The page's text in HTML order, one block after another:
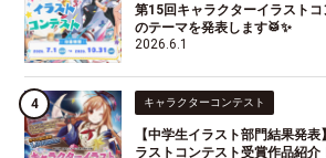
第15回キャラクターイラスト
のテーマを発表します🥁✨
2026.6.1
キャラクターコンテスト
【中学生イラスト部門結果発
ラストコンテスト受賞作品紹介